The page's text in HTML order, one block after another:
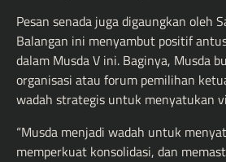
Pesan senada juga digaungkan oleh
Balangan ini menyambut positif
dalam Musda V ini. Baginya, Musda
organisasi atau forum pemilihan
wadah strategis untuk menyatukan
“Musda menjadi wadah untuk
memperkuat konsolidasi, dan